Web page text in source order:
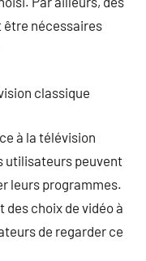
nécessaires
classique
à la télévision
utilisateurs peuvent
leurs programmes.
des choix de vidéo à
de regarder ce